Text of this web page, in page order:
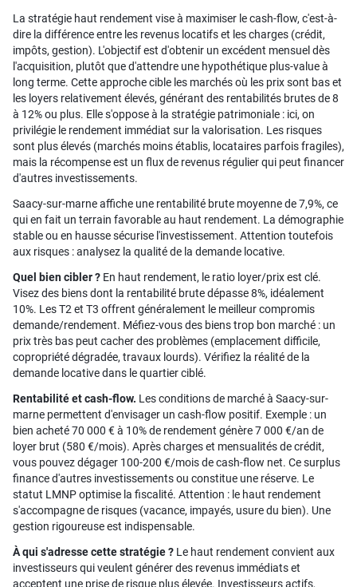
La stratégie haut rendement vise à maximiser le cash-flow, c'est-à-
dire la différence entre les revenus locatifs et les charges (crédit,
impôts, gestion). L'objectif est d'obtenir un excédent mensuel dès
l'acquisition, plutôt que d'attendre une hypothétique plus-value à
long terme. Cette approche cible les marchés où les prix sont bas et
les loyers relativement élevés, générant des rentabilités brutes de 8
à 12% ou plus. Elle s'oppose à la stratégie patrimoniale : ici, on
privilégie le rendement immédiat sur la valorisation. Les risques
sont plus élevés (marchés moins établis, locataires parfois fragiles),
mais la récompense est un flux de revenus régulier qui peut financer
d'autres investissements.
Saacy-sur-marne affiche une rentabilité brute moyenne de 7,9%, ce
qui en fait un terrain favorable au haut rendement. La démographie
stable ou en hausse sécurise l'investissement. Attention toutefois
aux risques : analysez la qualité de la demande locative.
Quel bien cibler ? En haut rendement, le ratio loyer/prix est clé.
Visez des biens dont la rentabilité brute dépasse 8%, idéalement
10%. Les T2 et T3 offrent généralement le meilleur compromis
demande/rendement. Méfiez-vous des biens trop bon marché : un
prix très bas peut cacher des problèmes (emplacement difficile,
copropriété dégradée, travaux lourds). Vérifiez la réalité de la
demande locative dans le quartier ciblé.
Rentabilité et cash-flow. Les conditions de marché à Saacy-sur-
marne permettent d'envisager un cash-flow positif. Exemple : un
bien acheté 70 000 € à 10% de rendement génère 7 000 €/an de
loyer brut (580 €/mois). Après charges et mensualités de crédit,
vous pouvez dégager 100-200 €/mois de cash-flow net. Ce surplus
finance d'autres investissements ou constitue une réserve. Le
statut LMNP optimise la fiscalité. Attention : le haut rendement
s'accompagne de risques (vacance, impayés, usure du bien). Une
gestion rigoureuse est indispensable.
À qui s'adresse cette stratégie ? Le haut rendement convient aux
investisseurs qui veulent générer des revenus immédiats et
acceptent une prise de risque plus élevée. Investisseurs actifs,